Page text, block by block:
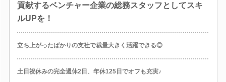
貢献するベンチャー企業の総務スタッフとしてスキ
ルUPを！
立ち上がったばかりの支社で裁量大きく活躍できる◎
土日祝休みの完全週休2日、年休125日でオフも充実♪